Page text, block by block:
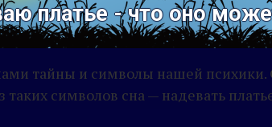
платье - что оно
тайны и символы нашей
символов сна — надевать